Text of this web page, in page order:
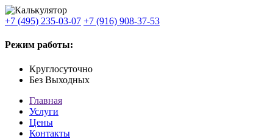
+7 (495) 235-03-07 +7 (916) 908-37-53
Режим работы:
Круглосуточно
Без Выходных
Главная
Услуги
Цены
Контакты